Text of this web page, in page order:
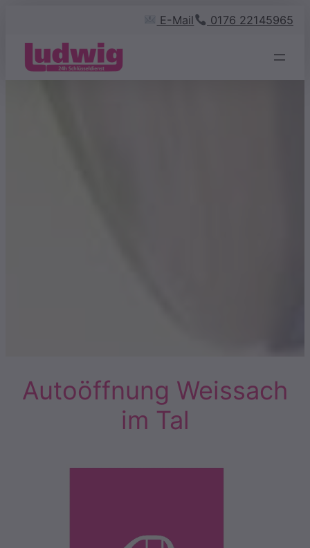
springen
E-Mail 0176 22145965
Autoöffnung Weissach
im Tal